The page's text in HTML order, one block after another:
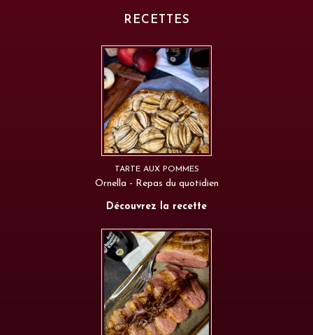
RECETTES
TARTE AUX POMMES
Ornella - Repas du quotidien
Découvrez la recette